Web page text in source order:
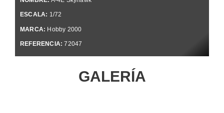
ESCALA: 1/72
MARCA: Hobby 2000
REFERENCIA: 72047
GALERÍA